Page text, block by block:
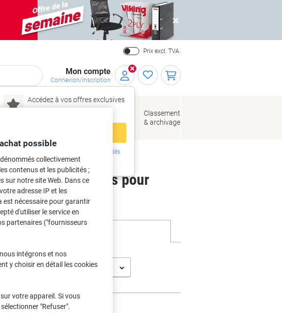
Close
Prix excl. TVA.
Mon compte
Connexion/Inscription
Accédez à vos offres exclusives
– connectez‑vous
Inscrivez-vous dès
maintenant
Encres
Papier,
de bureau
Classement
& archivage
ou les étiquettes pour
HP Deskjet 970 CXI
possible
collectivement
contenus et les publicités ;
sur notre site Web. Dans ce
adresse IP et les
est nécessaire pour garantir
d'utiliser le service en
partenaires ("fournisseurs
intégrons et nos
y choisir en détail les cookies
votre appareil. Si vous
"Refuser".